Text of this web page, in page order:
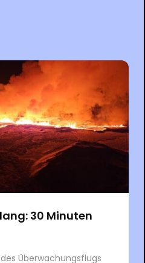
30 Minuten
Überwachungsflugs